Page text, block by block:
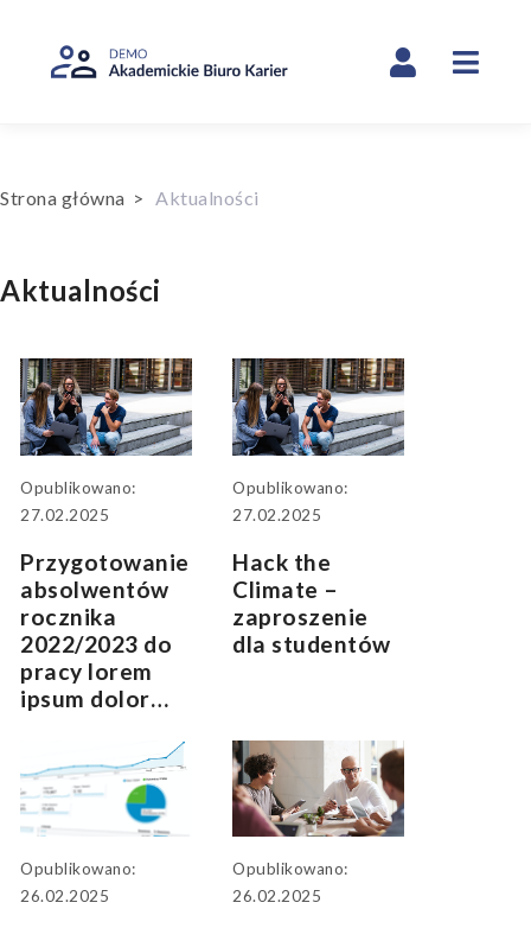
Strona główna > Aktualności
Aktualności
Przygotowanie
absolwentów
rocznika
2022/2023 do
pracy lorem
ipsum dolor…
Opublikowano:
27.02.2025
Hack the
Climate –
zaproszenie
dla studentów
Opublikowano:
27.02.2025
Opublikowano:
26.02.2025
Opublikowano:
26.02.2025